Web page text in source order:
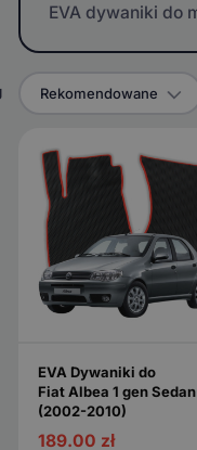
EVA dywaniki do
Rekomendowane
EVA Dywaniki do
Fiat Albea 1 gen Sedan
(2002-2010)
189.00 zł